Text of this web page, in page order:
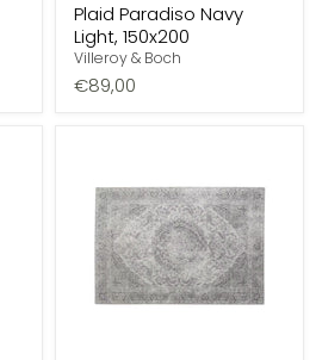
Plaid Paradiso Navy
Light, 150x200
Villeroy & Boch
€89,00